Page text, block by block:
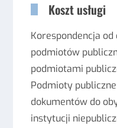
Koszt usługi
Korespondencja
podmiotów
podmiotami
Podmioty
dokumentów do
instytucji